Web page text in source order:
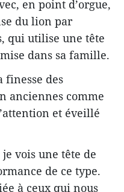
en point d’orgue,
du lion par
qui utilise une tête
dans sa famille.
finesse des
anciennes comme
et éveillé
vois une tête de
de ce type.
à ceux qui nous